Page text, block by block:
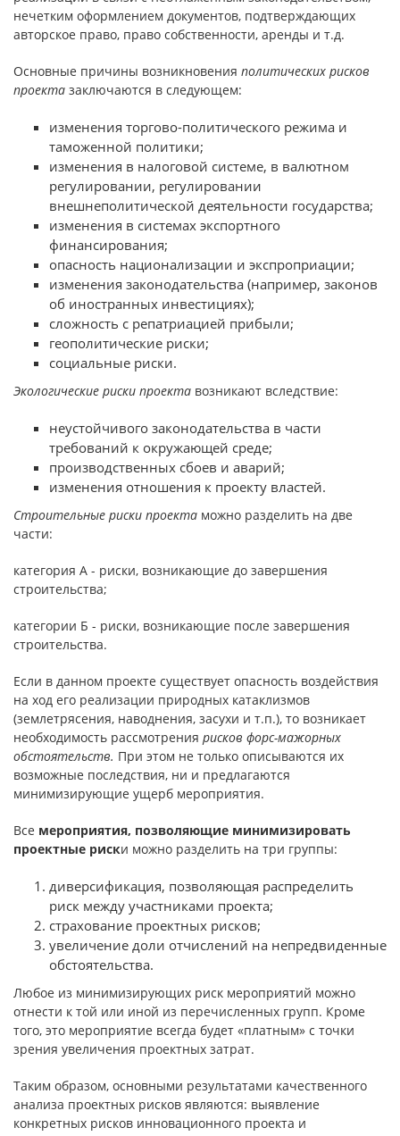
нечетким оформлением документов, подтверждающих
авторское право, право собственности, аренды и т.д.
Основные причины возникновения политических рисков
проекта заключаются в следующем:
изменения торгово-политического режима и
таможенной политики;
изменения в налоговой системе, в валютном
регулировании, регулировании
внешнеполитической деятельности государства;
изменения в системах экспортного
финансирования;
опасность национализации и экспроприации;
изменения законодательства (например, законов
об иностранных инвестициях);
сложность с репатриацией прибыли;
геополитические риски;
социальные риски.
Экологические риски проекта возникают вследствие:
неустойчивого законодательства в части
требований к окружающей среде;
производственных сбоев и аварий;
изменения отношения к проекту властей.
Строительные риски проекта можно разделить на две
части:
категория А - риски, возникающие до завершения
строительства;
категории Б - риски, возникающие после завершения
строительства.
Если в данном проекте существует опасность воздействия
на ход его реализации природных катаклизмов
(землетрясения, наводнения, засухи и т.п.), то возникает
необходимость рассмотрения рисков форс-мажорных
обстоятельств. При этом не только описываются их
возможные последствия, ни и предлагаются
минимизирующие ущерб мероприятия.
Все мероприятия, позволяющие минимизировать
проектные риски можно разделить на три группы:
диверсификация, позволяющая распределить
риск между участниками проекта;
страхование проектных рисков;
увеличение доли отчислений на непредвиденные
обстоятельства.
Любое из минимизирующих риск мероприятий можно
отнести к той или иной из перечисленных групп. Кроме
того, это мероприятие всегда будет «платным» с точки
зрения увеличения проектных затрат.
Таким образом, основными результатами качественного
анализа проектных рисков являются: выявление
конкретных рисков инновационного проекта и